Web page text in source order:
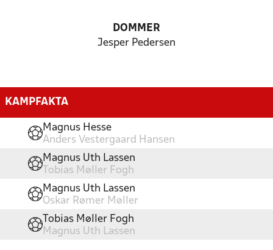
DOMMER
Jesper Pedersen
KAMPFAKTA
Magnus Hesse
Anders Vestergaard Hansen
Magnus Uth Lassen
Tobias Møller Fogh
Magnus Uth Lassen
Oskar Rømer Møller
Tobias Møller Fogh
Magnus Uth Lassen